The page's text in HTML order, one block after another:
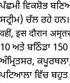
ਪੱਛਮੀ ਵਿਕਸ਼ੋਭ
ਸਟ੍ਰੀਮ) ਚੱਲ ਰਹੇ
वहीं, इस दौरान
10 ਅਤੇ ਬਠਿੰਡਾ
ਅੰਮ੍ਰਿਤਸਰ,
ਪਟਿਆਲਾ ਵਿੱਚ ਬਹੁਤ